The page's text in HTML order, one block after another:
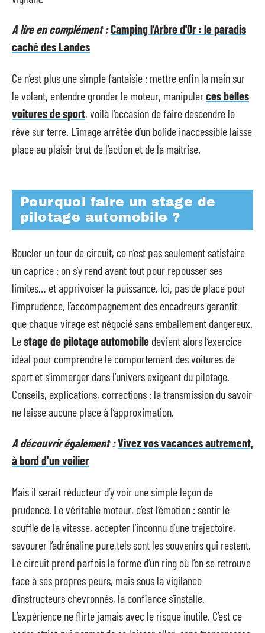
A lire en complément :Camping l'Arbre d'Or : le paradis
caché des Landes
Ce n’est plus une simple fantaisie : mettre enfin la main sur
le volant, entendre gronder le moteur, manipulerces belles
voitures de sport, voilà l’occasion de faire descendre le
rêve sur terre. L’image arrêtée d’un bolide inaccessible laisse
place au plaisir brut de l’action et de la maîtrise.
Pourquoi faire un stage de
pilotage automobile ?
Boucler un tour de circuit, ce n’est pas seulement satisfaire
un caprice : on s’y rend avant tout pour repousser ses
limites… et apprivoiser la puissance. Ici, pas de place pour
l’imprudence, l’accompagnement des encadreurs garantit
que chaque virage est négocié sans emballement dangereux.
Lestage de pilotage automobile devient alors l’exercice
idéal pour comprendre le comportement des voitures de
sport et s’immerger dans l’univers exigeant du pilotage.
Conseils, explications, corrections : la transmission du savoir
ne laisse aucune place à l’approximation.
A découvrir également :Vivez vos vacances autrement,
à bord d’un voilier
Mais il serait réducteur d’y voir une simple leçon de
prudence. Le véritable moteur, c’est l’émotion : sentir le
souffle de la vitesse, accepter l’inconnu d’une trajectoire,
savourer l’adrénaline pure,tels sont les souvenirs qui restent.
Le circuit prend parfois la forme d’un ring où l’on se retrouve
face à ses propres peurs, mais sous la vigilance
d’instructeurs chevronnés, la confiance s’installe.
L’expérience ne flirte jamais avec le risque inutile. C’est ce